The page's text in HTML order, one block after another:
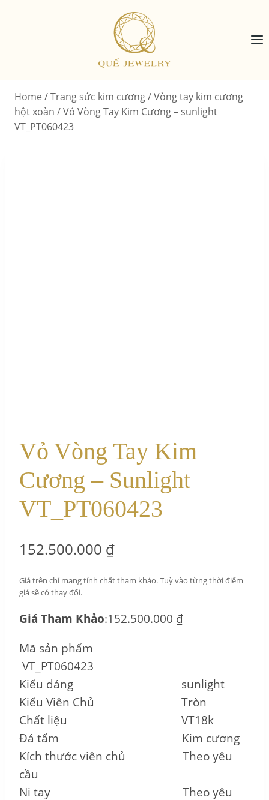
Home /Trang sức kim cương/Vòng tay kim cương
hột xoàn /Vỏ Vòng Tay Kim Cương – sunlight
VT_PT060423
Vỏ Vòng Tay Kim
Cương – Sunlight
VT_PT060423
152.500.000 ₫
Giá trên chỉ mang tính chất tham khảo. Tuỳ vào từng thời điểm
giá sẽ có thay đổi.
Giá Tham Khảo:152.500.000 ₫
Mã sản phẩm
VT_PT060423
Kiểu dáng sunlight
Kiểu Viên Chủ Tròn
Chất liệu VT18k
Đá tấm Kim cương
Kích thước viên chủ Theo yêu
cầu
Ni tay Theo yêu